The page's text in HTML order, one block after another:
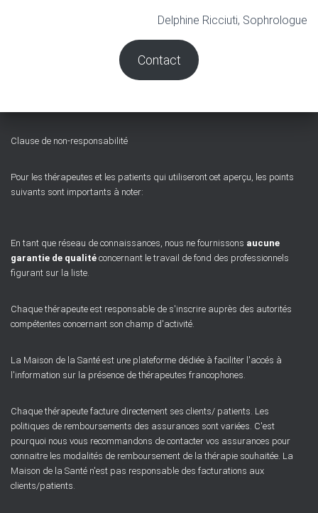
Delphine Ricciuti, Sophrologue
Contact
Clause de non-responsabilité
Pour les thérapeutes et les patients qui utiliseront cet aperçu, les points
suivants sont importants à noter:
En tant que réseau de connaissances, nous ne fournissons aucune
garantie de qualité concernant le travail de fond des professionnels
figurant sur la liste.
Chaque thérapeute est responsable de s'inscrire auprès des autorités
compétentes concernant son champ d'activité.
La Maison de la Santé est une plateforme dédiée à faciliter l'accés à
l'information sur la présence de thérapeutes francophones.
Chaque thérapeute facture directement ses clients/ patients. Les
politiques de remboursements des assurances sont variées. C'est
pourquoi nous vous recommandons de contacter vos assurances pour
connaitre les modalités de remboursement de la thérapie souhaitée. La
Maison de la Santé n'est pas responsable des facturations aux
clients/patients.